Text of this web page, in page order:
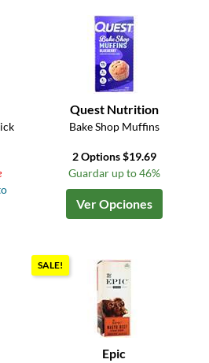
Quest Nutrition
Bake Shop Muffins
2 Options $19.69
Guardar up to 46%
Ver Opciones
SALE!
Epic